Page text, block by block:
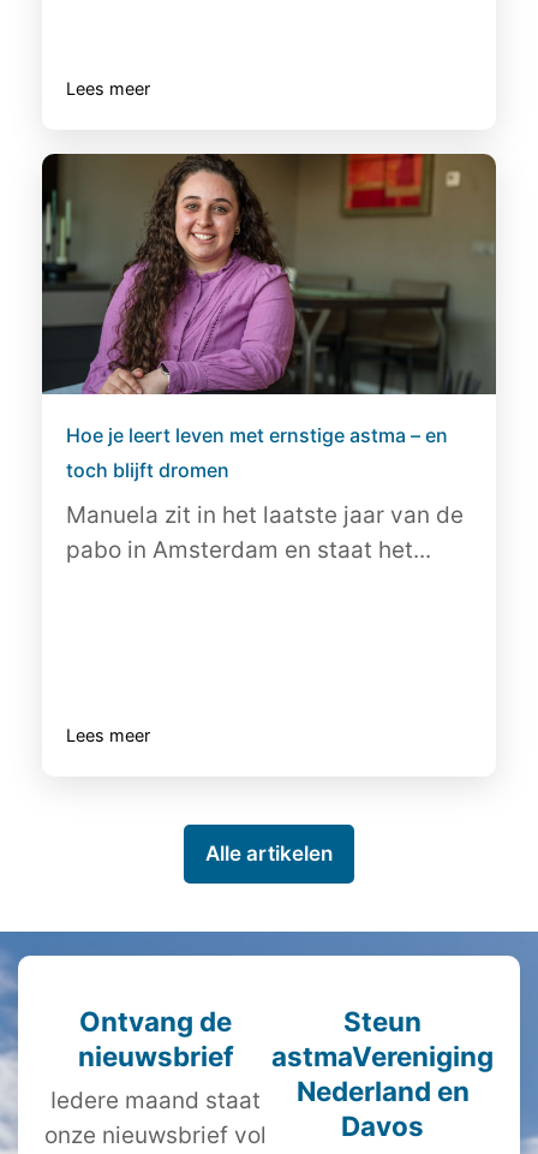
Lees meer
Hoe je leert leven met ernstige astma – en
toch blijft dromen
Manuela zit in het laatste jaar van de
pabo in Amsterdam en staat het...
Lees meer
Alle artikelen
Ontvang de
nieuwsbrief
Iedere maand staat
onze nieuwsbrief vol
Steun
astmaVereniging
Nederland en
Davos